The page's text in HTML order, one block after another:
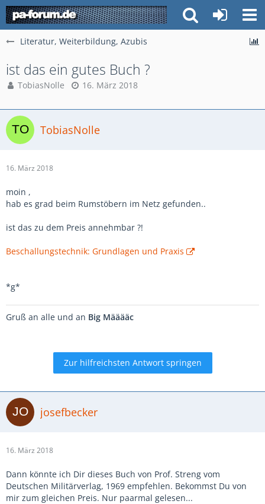
Literatur, Weiterbildung, Azubis
ist das ein gutes Buch ?
TobiasNolle 16. März 2018
TobiasNolle
16. März 2018
moin ,
hab es grad beim Rumstöbern im Netz gefunden..
ist das zu dem Preis annehmbar ?!
Beschallungstechnik: Grundlagen und Praxis
*g*
Gruß an alle und an Big Määääc
Zur hilfreichsten Antwort springen
josefbecker
16. März 2018
Dann könnte ich Dir dieses Buch von Prof. Streng vom
Deutschen Militärverlag, 1969 empfehlen. Bekommst Du von
mir zum gleichen Preis. Nur paarmal gelesen...